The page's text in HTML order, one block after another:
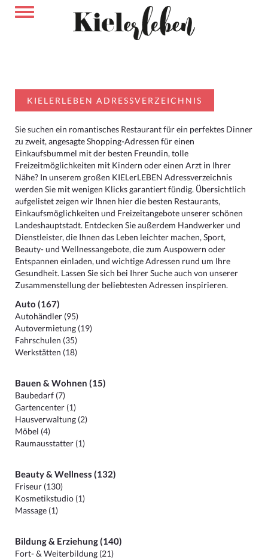
KIELERLEBEN ADRESSVERZEICHNIS
Sie suchen ein romantisches Restaurant für ein perfektes Dinner
zu zweit, angesagte Shopping-Adressen für einen
Einkaufsbummel mit der besten Freundin, tolle
Freizeitmöglichkeiten mit Kindern oder einen Arzt in Ihrer
Nähe? In unserem großen KIELerLEBEN Adressverzeichnis
werden Sie mit wenigen Klicks garantiert fündig. Übersichtlich
aufgelistet zeigen wir Ihnen hier die besten Restaurants,
Einkaufsmöglichkeiten und Freizeitangebote unserer schönen
Landeshauptstadt. Entdecken Sie außerdem Handwerker und
Dienstleister, die Ihnen das Leben leichter machen, Sport,
Beauty- und Wellnessangebote, die zum Auspowern oder
Entspannen einladen, und wichtige Adressen rund um Ihre
Gesundheit. Lassen Sie sich bei Ihrer Suche auch von unserer
Zusammenstellung der beliebtesten Adressen inspirieren.
Auto (167)
Autohändler (95)
Autovermietung (19)
Fahrschulen (35)
Werkstätten (18)
Bauen & Wohnen (15)
Baubedarf (7)
Gartencenter (1)
Hausverwaltung (2)
Möbel (4)
Raumausstatter (1)
Beauty & Wellness (132)
Friseur (130)
Kosmetikstudio (1)
Massage (1)
Bildung & Erziehung (140)
Fort- & Weiterbildung (21)